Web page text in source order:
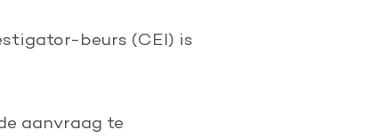
beurs (CEI) is
aanvraag te